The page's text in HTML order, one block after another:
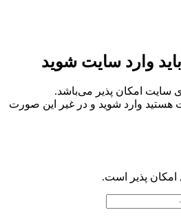
وارد سایت شوید
سایت امکان پذیر می‌باشد.
هستید وارد شوید و در غیر این صورت
امکان پذیر است.